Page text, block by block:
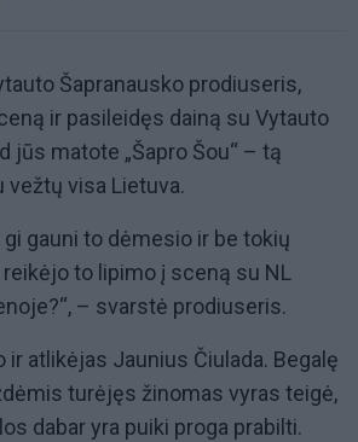
Šapranausko prodiuseris,
ir pasileidęs dainą su Vytauto
jūs matote „Šapro Šou“ – tą
vežtų visa Lietuva.
gauni to dėmesio ir be tokių
to lipimo į sceną su NL
– svarstė prodiuseris.
ir atlikėjas Jaunius Čiulada. Begalę
turėjęs žinomas vyras teigė,
dabar yra puiki proga prabilti.